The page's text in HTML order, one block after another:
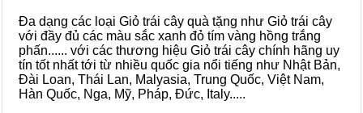
Đa dạng các loại Giỏ trái cây quà tặng như Giỏ trái cây
với đầy đủ các màu sắc xanh đỏ tím vàng hồng trắng
phấn...... với các thương hiệu Giỏ trái cây chính hãng uy
tín tốt nhất tới từ nhiều quốc gia nổi tiếng như Nhật Bản,
Đài Loan, Thái Lan, Malyasia, Trung Quốc, Việt Nam,
Hàn Quốc, Nga, Mỹ, Pháp, Đức, Italy.....